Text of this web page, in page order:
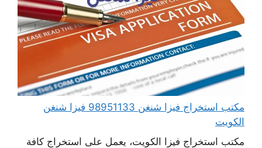
مكتب استخراج فيزا شنغن 98951133 فيزا شنغن
الكويت
مكتب استخراج فيزا الكويت، يعمل على استخراج كافة